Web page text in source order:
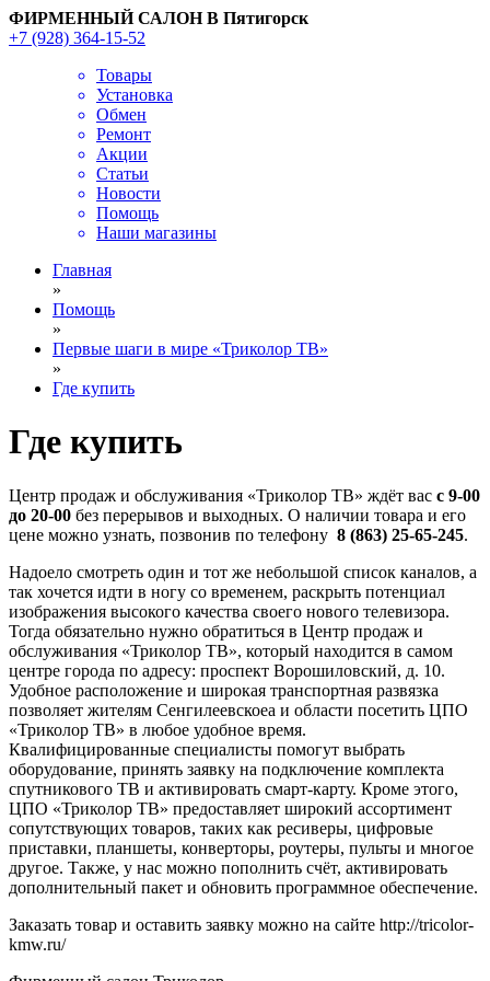
ФИРМЕННЫЙ САЛОН В Пятигорск
+7 (928) 364-15-52
Товары
Установка
Обмен
Ремонт
Акции
Статьи
Новости
Помощь
Наши магазины
Главная
»
Помощь
»
Первые шаги в мире «Триколор ТВ»
»
Где купить
Где купить
Центр продаж и обслуживания «Триколор ТВ» ждёт вас с 9-00
до 20-00 без перерывов и выходных. О наличии товара и его
цене можно узнать, позвонив по телефону 8 (863) 25-65-245.
Надоело смотреть один и тот же небольшой список каналов, а
так хочется идти в ногу со временем, раскрыть потенциал
изображения высокого качества своего нового телевизора.
Тогда обязательно нужно обратиться в Центр продаж и
обслуживания «Триколор ТВ», который находится в самом
центре города по адресу: проспект Ворошиловский, д. 10.
Удобное расположение и широкая транспортная развязка
позволяет жителям Сенгилеевскоеа и области посетить ЦПО
«Триколор ТВ» в любое удобное время.
Квалифицированные специалисты помогут выбрать
оборудование, принять заявку на подключение комплекта
спутникового ТВ и активировать смарт-карту. Кроме этого,
ЦПО «Триколор ТВ» предоставляет широкий ассортимент
сопутствующих товаров, таких как ресиверы, цифровые
приставки, планшеты, конверторы, роутеры, пульты и многое
другое. Также, у нас можно пополнить счёт, активировать
дополнительный пакет и обновить программное обеспечение.
Заказать товар и оставить заявку можно на сайте http://tricolor-
kmw.ru/